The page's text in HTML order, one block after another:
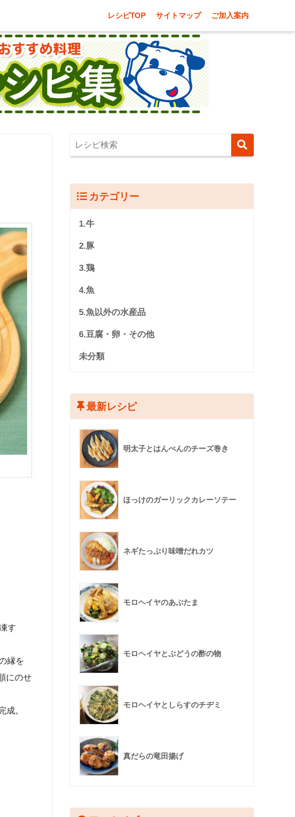
レシピTOP サイトマップ ご加入案内
す
縁を
にのせ
成。
カテゴリー
1.牛
2.豚
3.鶏
4.魚
5.魚以外の水産品
6.豆腐・卵・その他
未分類
最新レシピ
明太子とはんぺんのチーズ巻き
ほっけのガーリックカレーソテー
ネギたっぷり味噌だれカツ
モロヘイヤのあぶたま
モロヘイヤとぶどうの酢の物
モロヘイヤとしらすのチヂミ
真だらの竜田揚げ